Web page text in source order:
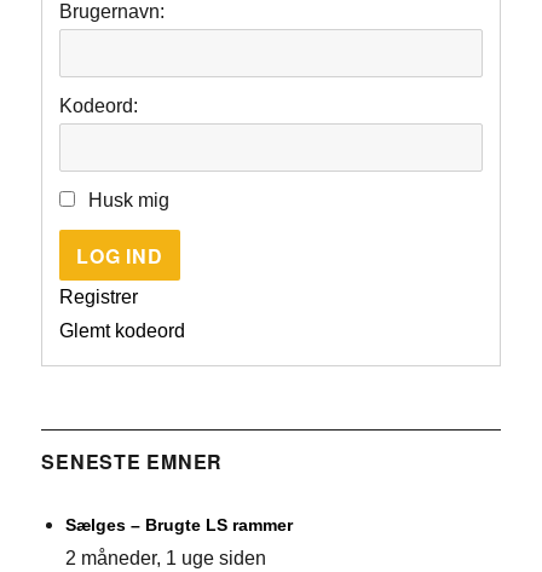
Brugernavn:
Kodeord:
Husk mig
LOG IND
Registrer
Glemt kodeord
SENESTE EMNER
Sælges – Brugte LS rammer
2 måneder, 1 uge siden